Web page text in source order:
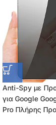
Anti-Spy με
για Google
Pro Πλήρης